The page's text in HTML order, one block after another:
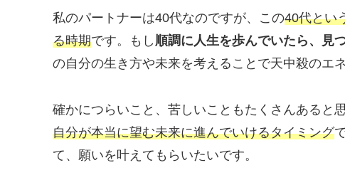
私のパートナーは40代なのですが、この40代とい
る時期です。もし 順調に人生を歩んでいたら、見
の自分の生き方や未来を考えることで天中殺のエ
確かにつらいこと、苦しいこともたくさんあると
自分が本当に望む未来に進んでいけるタイミング
て、願いを叶えてもらいたいです。